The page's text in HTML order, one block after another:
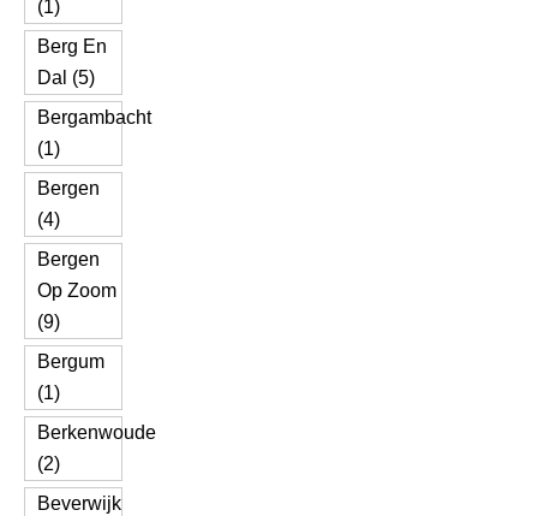
(1)
Berg En
Dal (5)
Bergambacht
(1)
Bergen
(4)
Bergen
Op Zoom
(9)
Bergum
(1)
Berkenwoude
(2)
Beverwijk